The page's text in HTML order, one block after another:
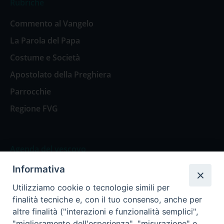
Commento al Vangelo
La Parola del Papa
Costume e Società
Apostolato della Preghiera
Parrocchie
Regione FVG
Agenda del vescovo
Agenda del vescovo
Informativa
Utilizziamo cookie o tecnologie simili per
finalità tecniche e, con il tuo consenso, anche per
altre finalità ("interazioni e funzionalità semplici",